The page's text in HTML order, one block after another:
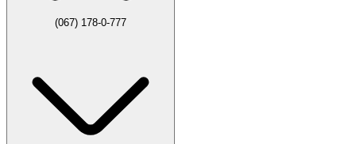
(067) 178-0-777